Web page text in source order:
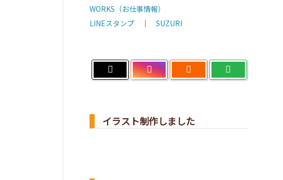
WORKS（お仕事情報）
LINEスタンプ ｜ SUZURI

イラスト制作しました